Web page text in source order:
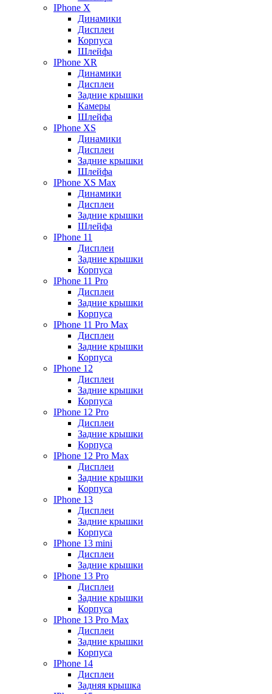
IPhone X
Динамики
Дисплеи
Корпуса
Шлейфа
IPhone XR
Динамики
Дисплеи
Задние крышки
Камеры
Шлейфа
IPhone XS
Динамики
Дисплеи
Задние крышки
Шлейфа
IPhone XS Max
Динамики
Дисплеи
Задние крышки
Шлейфа
IPhone 11
Дисплеи
Задние крышки
Корпуса
IPhone 11 Pro
Дисплеи
Задние крышки
Корпуса
IPhone 11 Pro Max
Дисплеи
Задние крышки
Корпуса
IPhone 12
Дисплеи
Задние крышки
Корпуса
IPhone 12 Pro
Дисплеи
Задние крышки
Корпуса
IPhone 12 Pro Max
Дисплеи
Задние крышки
Корпуса
IPhone 13
Дисплеи
Задние крышки
Корпуса
IPhone 13 mini
Дисплеи
Задние крышки
IPhone 13 Pro
Дисплеи
Задние крышки
Корпуса
IPhone 13 Pro Max
Дисплеи
Задние крышки
Корпуса
IPhone 14
Дисплеи
Задняя крышка